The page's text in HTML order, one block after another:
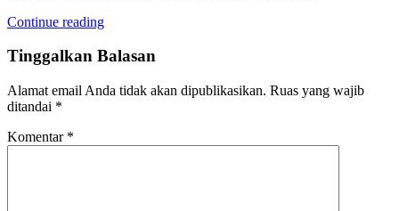
Continue reading
Tinggalkan Balasan
Alamat email Anda tidak akan dipublikasikan. Ruas yang wajib
ditandai *
Komentar *